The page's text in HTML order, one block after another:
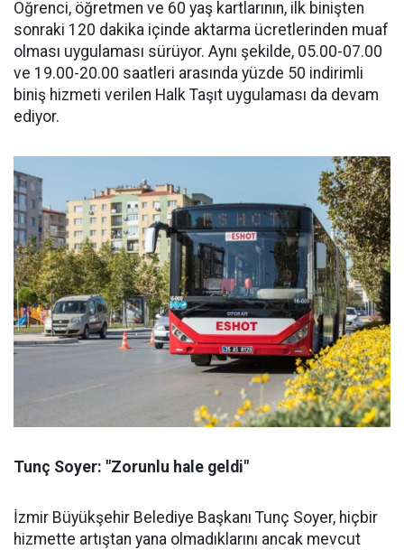
Öğrenci, öğretmen ve 60 yaş kartlarının, ilk binişten
sonraki 120 dakika içinde aktarma ücretlerinden muaf
olması uygulaması sürüyor. Aynı şekilde, 05.00-07.00
ve 19.00-20.00 saatleri arasında yüzde 50 indirimli
biniş hizmeti verilen Halk Taşıt uygulaması da devam
ediyor.
Tunç Soyer: "Zorunlu hale geldi"
İzmir Büyükşehir Belediye Başkanı Tunç Soyer, hiçbir
hizmette artıştan yana olmadıklarını ancak mevcut